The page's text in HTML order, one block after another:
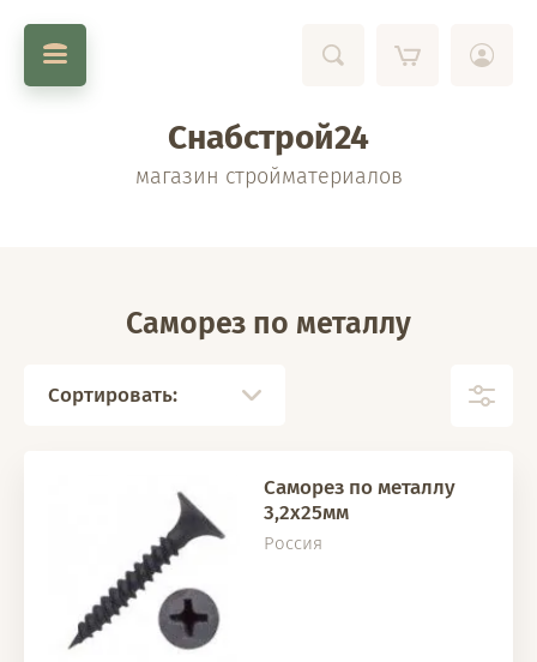
Снабстрой24
магазин стройматериалов
Саморез по металлу
Сортировать:
Саморез по металлу
3,2х25мм
Россия